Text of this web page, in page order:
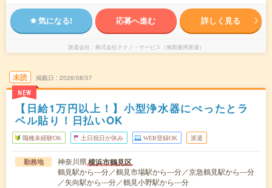
気になる! 応募へ進む 詳しく見る
派遣会社 株式会社テクノ・サービス（無期雇用派遣）
未読
NEW
掲載日 2026/08/07
【日給1万円以上！】小型浄水器にぺったとラ
ベル貼り！日払いOK
職種未経験OK 土日祝日が休み WEB登録OK 派遣
勤務地 神奈川県横浜市鶴見区
鶴見駅から---分／鶴見市場駅から---分／京急鶴見駅から---分
／矢向駅から---分／鶴見小野駅から---分